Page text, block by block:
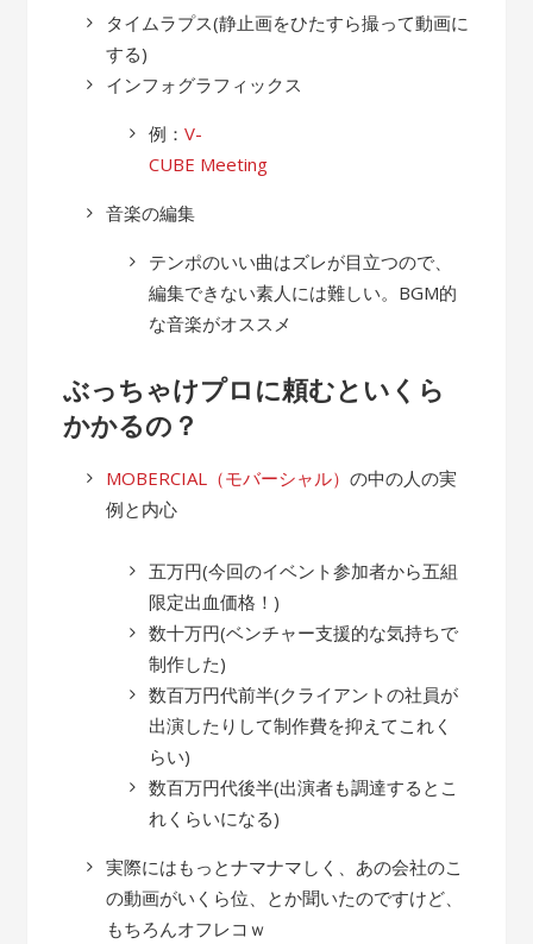
タイムラプス(静止画をひたすら撮って動画に
する)
インフォグラフィックス
例：V-
CUBE Meeting
音楽の編集
テンポのいい曲はズレが目立つので、
編集できない素人には難しい。BGM的
な音楽がオススメ
ぶっちゃけプロに頼むといくら
かかるの？
MOBERCIAL（モバーシャル）の中の人の実
例と内心
五万円(今回のイベント参加者から五組
限定出血価格！)
数十万円(ベンチャー支援的な気持ちで
制作した)
数百万円代前半(クライアントの社員が
出演したりして制作費を抑えてこれく
らい)
数百万円代後半(出演者も調達するとこ
れくらいになる)
実際にはもっとナマナマしく、あの会社のこ
の動画がいくら位、とか聞いたのですけど、
もちろんオフレコｗ